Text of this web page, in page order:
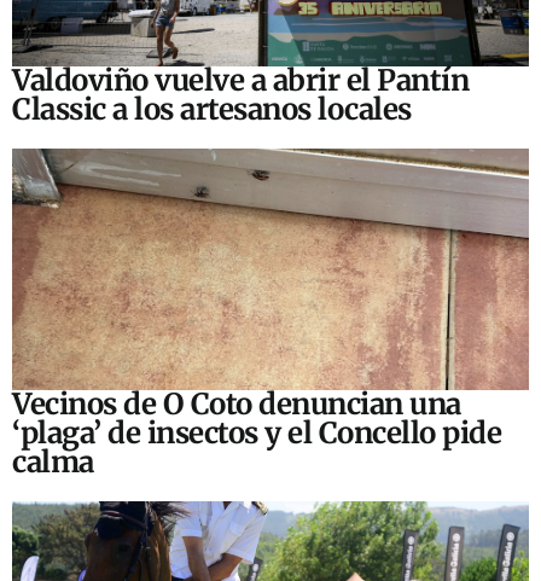
Valdoviño vuelve a abrir el Pantín
Classic a los artesanos locales
Vecinos de O Coto denuncian una
‘plaga’ de insectos y el Concello pide
calma